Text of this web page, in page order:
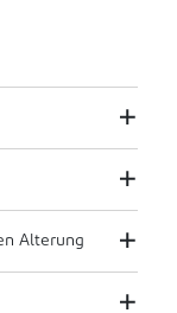
Alterung